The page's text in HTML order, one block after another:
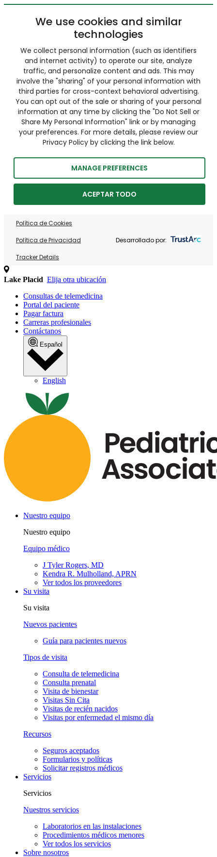
We use cookies and similar
technologies
We collect personal information (such as identifiers
and internet activity) to operate our site, analyze
traffic, and personalize content and ads. This may
involve the "sharing" of your personal information with
third parties for cross-context behavioral advertising.
You can opt out of the sale or sharing of your personal
information at any time by clicking the "Do Not Sell or
Share My Personal Information" link or by managing
your preferences. For more details, please review our
Privacy Policy by clicking the link below.
MANAGE PREFERENCES
ACEPTAR TODO
Política de Cookies
Política de Privacidad
Tracker Details
Desarrollado por:
Lake Placid Elija otra ubicación
Consultas de telemedicina
Portal del paciente
Pagar factura
Carreras profesionales
Contáctanos
Español
English
Nuestro equipo
Nuestro equipo
Equipo médico
J Tyler Rogers, MD
Kendra R. Mulholland, APRN
Ver todos los proveedores
Su visita
Su visita
Nuevos pacientes
Guía para pacientes nuevos
Tipos de visita
Consulta de telemedicina
Consulta prenatal
Visita de bienestar
Visitas Sin Cita
Visitas de recién nacidos
Visitas por enfermedad el mismo día
Recursos
Seguros aceptados
Formularios y políticas
Solicitar registros médicos
Servicios
Servicios
Nuestros servicios
Laboratorios en las instalaciones
Procedimientos médicos menores
Ver todos los servicios
Sobre nosotros